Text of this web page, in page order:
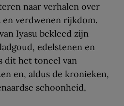
naar verhalen over
verdwenen rijkdom.
Iyasu bekleed zijn
edelstenen en
dit het toneel van
en, aldus de kronieken,
schoonheid,